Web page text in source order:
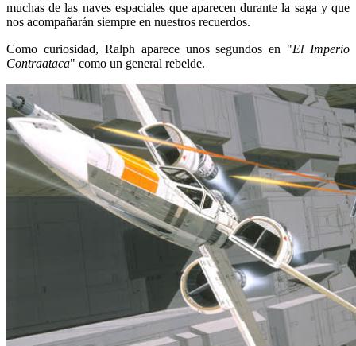
muchas de las naves espaciales que aparecen durante la saga y que
nos acompañarán siempre en nuestros recuerdos.
Como curiosidad, Ralph aparece unos segundos en "El Imperio
Contraataca" como un general rebelde.